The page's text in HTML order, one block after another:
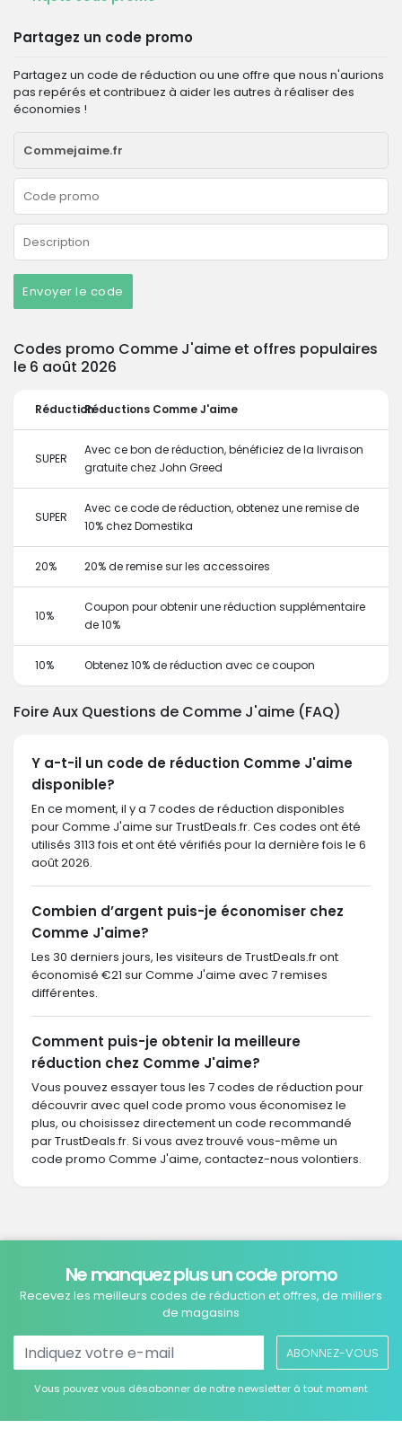
Partagez un code promo
Partagez un code de réduction ou une offre que nous n'aurions
pas repérés et contribuez à aider les autres à réaliser des
économies !
Envoyer le code
Codes promo Comme J'aime et offres populaires
le 6 août 2026
RéductionRéductions Comme J'aime
SUPER
Avec ce bon de réduction, bénéficiez de la livraison
gratuite chez John Greed
SUPER
Avec ce code de réduction, obtenez une remise de
10% chez Domestika
20% 20% de remise sur les accessoires
10%
Coupon pour obtenir une réduction supplémentaire
de 10%
10% Obtenez 10% de réduction avec ce coupon
Foire Aux Questions de Comme J'aime (FAQ)
Y a-t-il un code de réduction Comme J'aime
disponible?
En ce moment, il y a 7 codes de réduction disponibles
pour Comme J'aime sur TrustDeals.fr. Ces codes ont été
utilisés 3113 fois et ont été vérifiés pour la dernière fois le 6
août 2026.
Combien d’argent puis-je économiser chez
Comme J'aime?
Les 30 derniers jours, les visiteurs de TrustDeals.fr ont
économisé €21 sur Comme J'aime avec 7 remises
différentes.
Comment puis-je obtenir la meilleure
réduction chez Comme J'aime?
Vous pouvez essayer tous les 7 codes de réduction pour
découvrir avec quel code promo vous économisez le
plus, ou choisissez directement un code recommandé
par TrustDeals.fr. Si vous avez trouvé vous-même un
code promo Comme J'aime, contactez-nous volontiers.
Ne manquez plus un code promo
Recevez les meilleurs codes de réduction et offres, de milliers
de magasins
ABONNEZ-VOUS
Vous pouvez vous désabonner de notre newsletter à tout moment